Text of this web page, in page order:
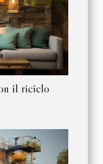
il riciclo